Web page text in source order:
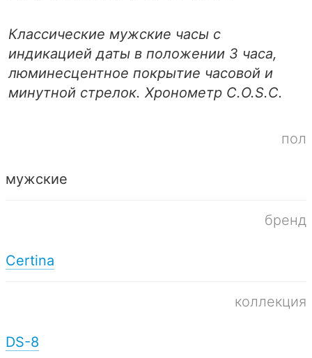
Классические мужские часы с
индикацией даты в положении 3 часа,
люминесцентное покрытие часовой и
минутной стрелок. Хронометр C.O.S.C.
пол
мужские
бренд
Certina
коллекция
DS-8